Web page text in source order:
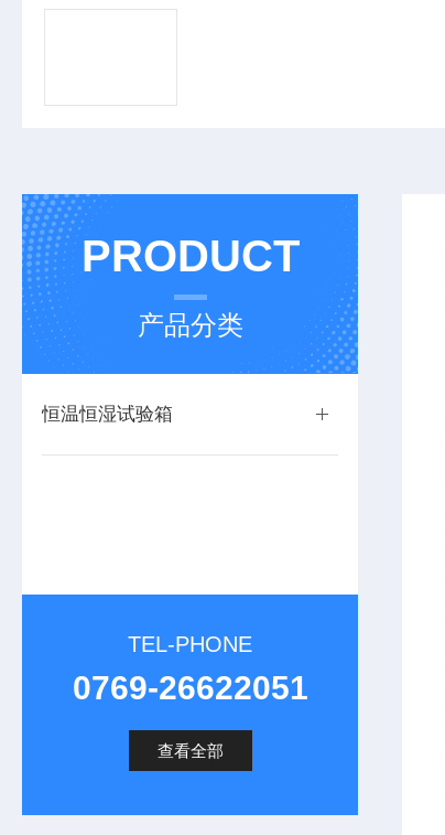
PRODUCT
产品分类
恒温恒湿试验箱
TEL-PHONE
0769-26622051
查看全部